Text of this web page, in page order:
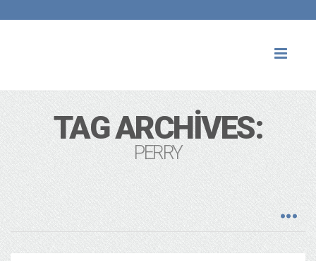
TAG ARCHIVES:
PERRY